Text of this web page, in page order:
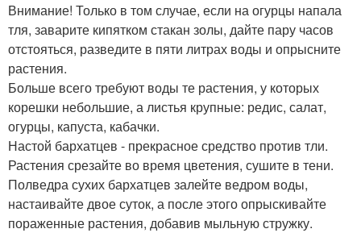
Внимание! Только в том случае, если на огурцы напала
тля, заварите кипятком стакан золы, дайте пару часов
отстояться, разведите в пяти литрах воды и опрысните
растения.
Больше всего требуют воды те растения, у которых
корешки небольшие, а листья крупные: редис, салат,
огурцы, капуста, кабачки.
Настой бархатцев - прекрасное средство против тли.
Растения срезайте во время цветения, сушите в тени.
Полведра сухих бархатцев залейте ведром воды,
настаивайте двое суток, а после этого опрыскивайте
пораженные растения, добавив мыльную стружку.